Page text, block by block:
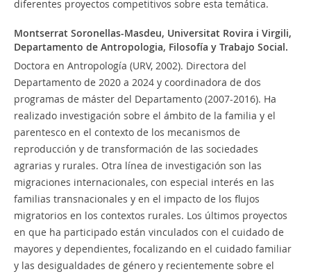
diferentes proyectos competitivos sobre esta temática.
Montserrat Soronellas-Masdeu, Universitat Rovira i Virgili,
Departamento de Antropologia, Filosofía y Trabajo Social.
Doctora en Antropología (URV, 2002). Directora del
Departamento de 2020 a 2024 y coordinadora de dos
programas de máster del Departamento (2007-2016). Ha
realizado investigación sobre el ámbito de la familia y el
parentesco en el contexto de los mecanismos de
reproducción y de transformación de las sociedades
agrarias y rurales. Otra línea de investigación son las
migraciones internacionales, con especial interés en las
familias transnacionales y en el impacto de los flujos
migratorios en los contextos rurales. Los últimos proyectos
en que ha participado están vinculados con el cuidado de
mayores y dependientes, focalizando en el cuidado familiar
y las desigualdades de género y recientemente sobre el